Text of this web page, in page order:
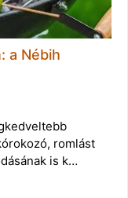
a Nébih
romlást
is k…